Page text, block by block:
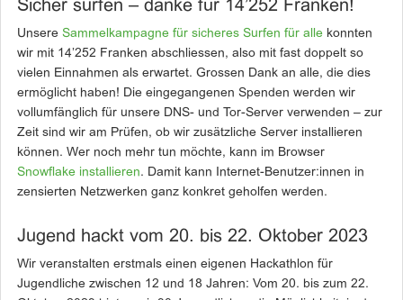
Sicher surfen – danke für 14’252 Franken!
Unsere Sammelkampagne für sicheres Surfen für alle konnten
wir mit 14’252 Franken abschliessen, also mit fast doppelt so
vielen Einnahmen als erwartet. Grossen Dank an alle, die dies
ermöglicht haben! Die eingegangenen Spenden werden wir
vollumfänglich für unsere DNS- und Tor-Server verwenden – zur
Zeit sind wir am Prüfen, ob wir zusätzliche Server installieren
können. Wer noch mehr tun möchte, kann im Browser
Snowflake installieren. Damit kann Internet-Benutzer:innen in
zensierten Netzwerken ganz konkret geholfen werden.
Jugend hackt vom 20. bis 22. Oktober 2023
Wir veranstalten erstmals einen eigenen Hackathlon für
Jugendliche zwischen 12 und 18 Jahren: Vom 20. bis zum 22.